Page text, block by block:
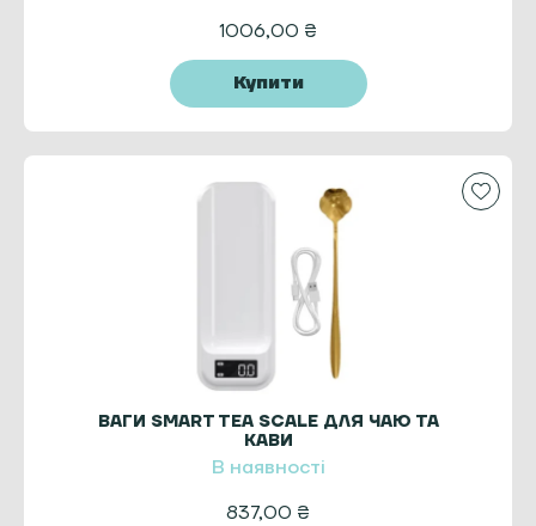
1006,00 ₴
Купити
ВАГИ SMART TEA SCALE ДЛЯ ЧАЮ ТА
КАВИ
В наявності
837,00 ₴